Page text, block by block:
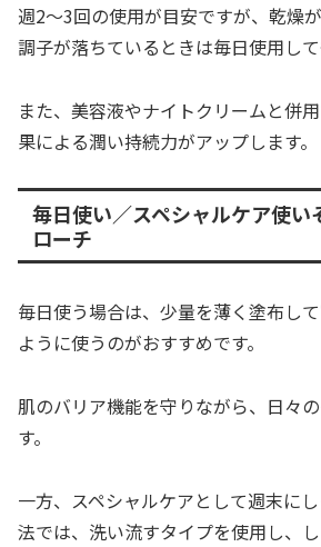
週2〜3回の使用が目安ですが、乾燥
調子が落ちているときは毎日使用して
また、美容液やナイトクリームと併
果による潤い持続力がアップします。
毎日使い／スペシャルケア使い
ローチ
毎日使う場合は、少量を薄く塗布し
ように使うのがおすすめです。
肌のバリア機能を守りながら、日々
す。
一方、スペシャルケアとして週末に
法では、洗い流すタイプを使用し、